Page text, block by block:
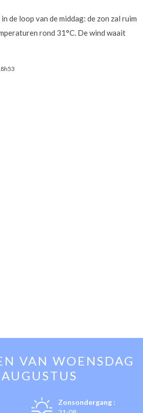
de loop van de middag: de zon zal ruim
rond 31°C. De wind waait
VAN WOENSDAG
Zonsondergang :